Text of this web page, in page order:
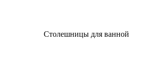
Столешницы для ванной